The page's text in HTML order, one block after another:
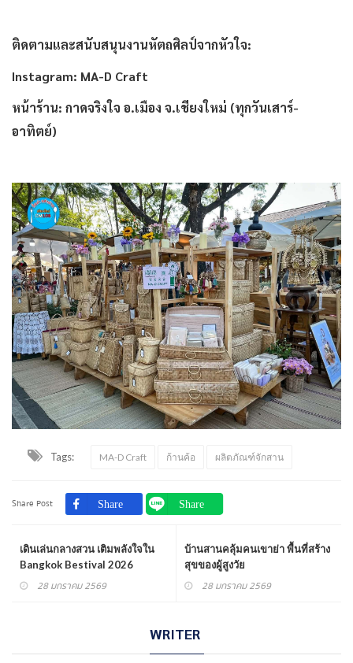
ติดตามและสนับสนุนงานหัตถศิลป์จากหัวใจ:
Instagram: MA-D Craft
หน้าร้าน: กาดจริงใจ อ.เมือง จ.เชียงใหม่ (ทุกวันเสาร์-
อาทิตย์)
Tags: MA-D Craft ก้านค้อ ผลิตภัณฑ์จักสาน
Share Post
เดินเล่นกลางสวน เติมพลังใจใน
Bangkok Bestival 2026
28 มกราคม 2569
บ้านสานคลุ้มคนเขาย่า พื้นที่สร้าง
สุขของผู้สูงวัย
28 มกราคม 2569
WRITER